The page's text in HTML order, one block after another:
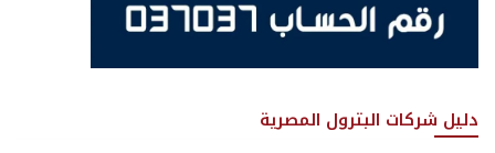
دليل شركات البترول المصرية